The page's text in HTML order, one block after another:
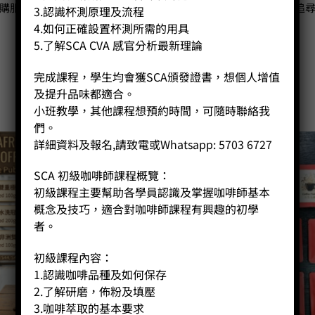
服務，以至課堂教授等，都可滿足客戶對咖啡方面至高境界之追
3.認識杯測原理及流程
4.如何正確設置杯測所需的用具
5.了解SCA CVA 感官分析最新理論
完成課程，學生均會獲SCA頒發證書，想個人增值
及提升品味都適合。
小班教學，其他課程想預約時間，可隨時聯絡我
們。
詳細資料及報名,請致電或Whatsapp: 5703 6727
SCA 初級咖啡師課程概覽：
初級課程主要幫助各學員認識及掌握咖啡師基本
概念及技巧，適合對咖啡師課程有興趣的初學
者。
初級課程內容：
1.認識咖啡品種及如何保存
2.了解研磨，佈粉及填壓
3.咖啡萃取的基本要求